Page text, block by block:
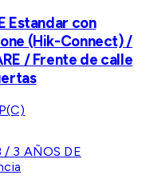
Estandar con
(Hik-Connect) /
/ Frente de calle